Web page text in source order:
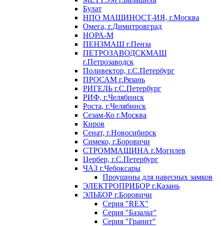
Булат
НПО МАШИНОСТ-ИЯ, г.Москва
Омега, г.Димитровград
НОРА-М
ПЕНЗМАШ г.Пенза
ПЕТРОЗАВОДСКМАШ
г.Петрозаводск
Поливектор, г.С.Петербург
ПРОСАМ г.Рязань
РИГЕЛЬ г.С.Петербург
РИФ, г.Челябинск
Роста, г.Челябинск
Сезам-Ко г.Москва
Киров
Сенат, г.Новосибирск
Симеко, г.Боровичи
СТРОММАШИНА г.Могилев
Цербер, г.С.Петербург
ЧАЗ г.Чебоксары
Проушины для навесных замков
ЭЛЕКТРОПРИБОР г.Казань
ЭЛЬБОР г.Боровичи
Серия "REX"
Серия "Базальт"
Серия "Гранит"